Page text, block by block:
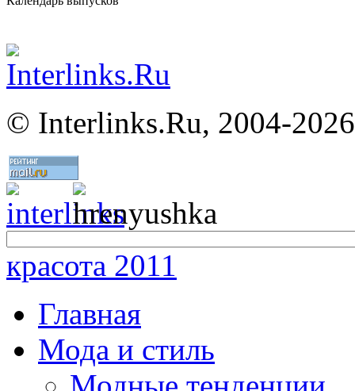
© Interlinks.Ru, 2004-2026
красота 2011
Главная
Мода и стиль